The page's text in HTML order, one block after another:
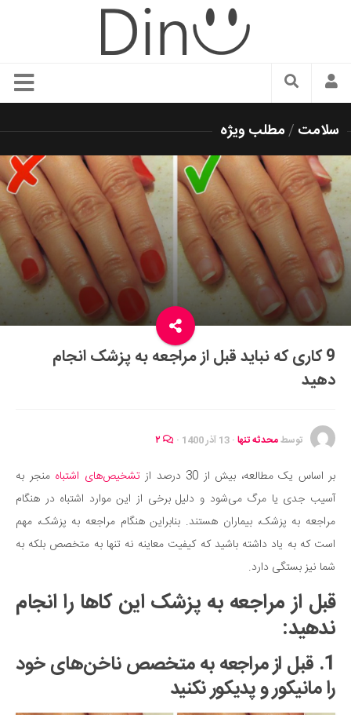
سبک زندگی
زیبایی و آرایش
شیک پوشی
دکوراسیون و چیدمان
غذا
رستوران گردی
آشپزی
سفر و گردشگری
ایران گردی
موفقیت و مهارت‌های فردی
تغذیه سالم
بهداشت
بیماری و درمان
کودک و مادر
ورزش و تندرستی
روانشناسی
فرهنگ و هنر
سینما و تئاتر
سلامت /مطلب ویژه
9 کاری که نباید قبل از مراجعه به پزشک انجام
دهید
توسطمحدثه تنها · 13 آذر 1400 ·
بر اساس یک مطالعه، بیش از 30 درصد از تشخیص‌های اشتباه منجر به
آسیب جدی یا مرگ می‌شود و دلیل برخی از این موارد اشتباه در هنگام
مراجعه به پزشک، بیماران هستند. بنابراین هنگام مراجعه به پزشک، مهم
است که به یاد داشته باشید که کیفیت معاینه نه تنها به متخصص بلکه به
شما نیز بستگی دارد.
قبل از مراجعه به پزشک این کاها را انجام
ندهید:
1. قبل از مراجعه به متخصص ناخن‌های خود
را مانیکور و پدیکور نکنید